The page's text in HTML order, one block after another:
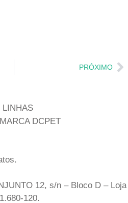
PRÓXIMO
12, s/n – Bloco D – Loja
120.